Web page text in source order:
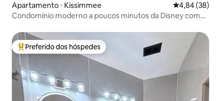
Apartamento ⋅ Kissimmee 4,84 de uma
4,84 (38)
Condomínio moderno a poucos minutos da Disney com
Entre os melhores preferidos dos hóspedes
Preferido dos hóspedes